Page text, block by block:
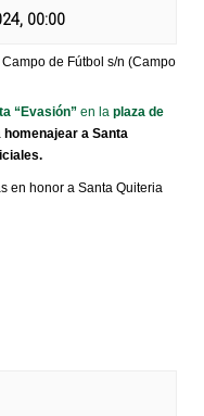
00:00
de Fútbol s/n (Campo
“Evasión” en la plaza de
homenajear a Santa
en honor a Santa Quiteria